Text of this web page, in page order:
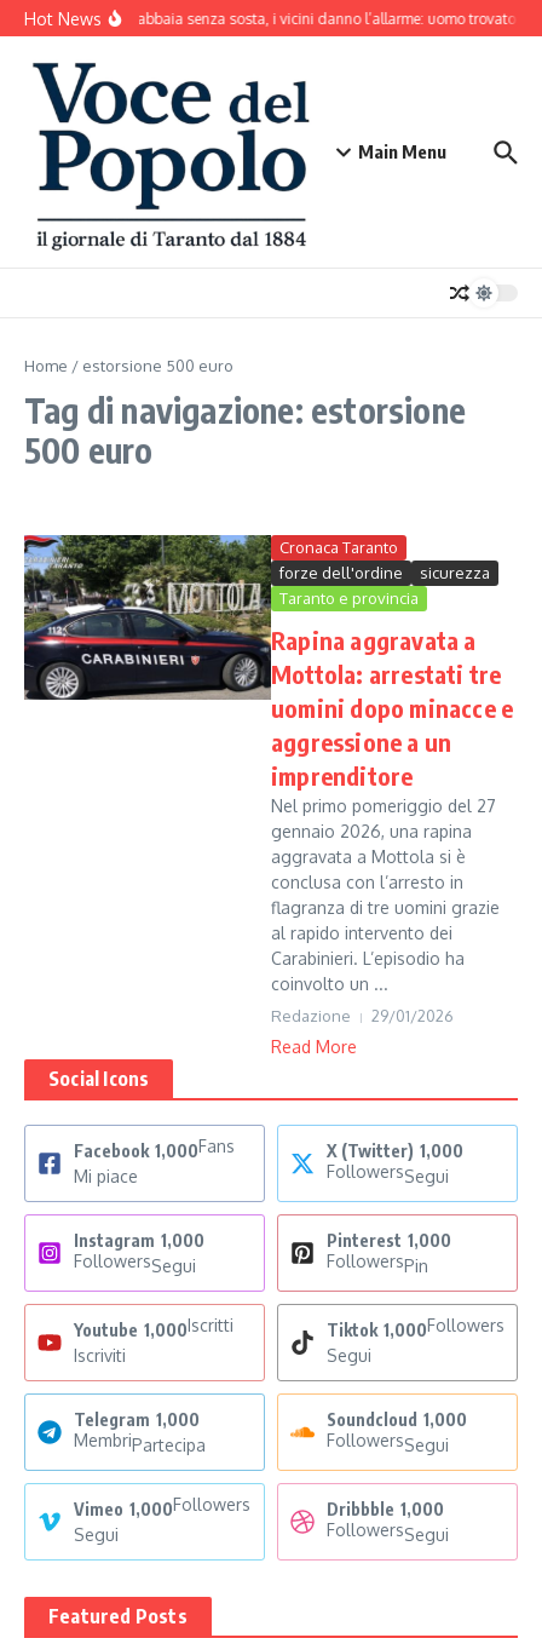
Salta al contenuto
Hot NewsIl cane abbaia senza sosta, i vicini danno l’allarme: uomo trovato
Main Menu
Home / estorsione 500 euro
Tag di navigazione: estorsione
500 euro
Cronaca Taranto
forze dell'ordine
sicurezza
Taranto e provincia
Rapina aggravata a
Mottola: arrestati tre
uomini dopo minacce e
aggressione a un
imprenditore
Nel primo pomeriggio del 27
gennaio 2026, una rapina
aggravata a Mottola si è
conclusa con l’arresto in
flagranza di tre uomini grazie
al rapido intervento dei
Carabinieri. L’episodio ha
coinvolto un ...
Redazione 29/01/2026
Read More
Social Icons
Facebook 1,000Fans
Mi piace
X (Twitter) 1,000
FollowersSegui
Instagram 1,000
FollowersSegui
Pinterest 1,000
FollowersPin
Youtube 1,000Iscritti
Iscriviti
Tiktok 1,000Followers
Segui
Telegram 1,000
MembriPartecipa
Soundcloud 1,000
FollowersSegui
Vimeo 1,000Followers
Segui
Dribbble 1,000
FollowersSegui
Featured Posts